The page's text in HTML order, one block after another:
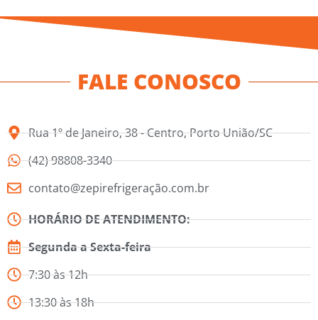
FALE CONOSCO
Rua 1º de Janeiro, 38 - Centro, Porto União/SC
(42) 98808-3340
contato@zepirefrigeração.com.br
HORÁRIO DE ATENDIMENTO:
Segunda a Sexta-feira
7:30 às 12h
13:30 às 18h